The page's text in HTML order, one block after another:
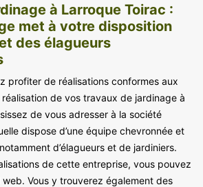
à Larroque Toirac :
met à votre disposition
des élagueurs
profiter de réalisations conformes aux
réalisation de vos travaux de jardinage à
de vous adresser à la société
dispose d’une équipe chevronnée et
d’élagueurs et de jardiniers.
de cette entreprise, vous pouvez
Vous y trouverez également des